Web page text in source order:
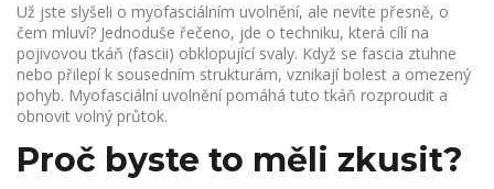
Už jste slyšeli o myofasciálním uvolnění, ale nevíte přesně, o
čem mluví? Jednoduše řečeno, jde o techniku, která cílí na
pojivovou tkáň (fascii) obklopující svaly. Když se fascia ztuhne
nebo přilepí k sousedním strukturám, vznikají bolest a omezený
pohyb. Myofasciální uvolnění pomáhá tuto tkáň rozproudit a
obnovit volný průtok.
Proč byste to měli zkusit?